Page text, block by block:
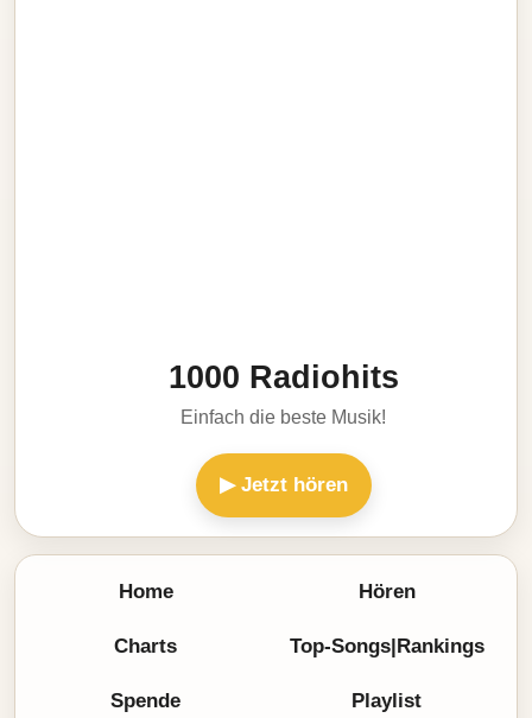
1000 Radiohits
Einfach die beste Musik!
▶ Jetzt hören
Home Hören
Charts Top-Songs|Rankings
Spende Playlist